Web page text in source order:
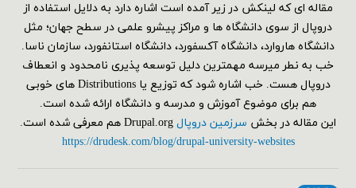
مقاله ای که لینکش در زیر آمده است اشاره دارد به دلایل استفاده از
دروپال از سوی دانشگاه ها و مراکز پیشرو علمی در سطح جهان؛ مثل
دانشگاه هاروارد، دانشگاه آکسفورد، دانشگاه استانفورد، سازمان ناسا.
خب به نطر میرسه مهمترین دلیل توسعه پذیری نامحدود و انعطاف
دروپال هست. خب اشاره شود که توزیع یا Distributions های خوبی
هم برای موضوع آموزش و مدرسه و دانشگاه ارائه شده است.
این مقاله در بخش سرزمین دروپالDrupal.org هم معرفی شده است.
https://drudesk.com/blog/drupal-university-websites